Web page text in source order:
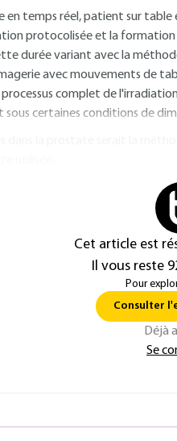
en temps réel, patient sur
protocolisée et la
durée variant avec la
avec mouvements de
complet de
sous certaines conditions de
Cet article est
Il vous reste
Pour
Consulter
Déjà
Se